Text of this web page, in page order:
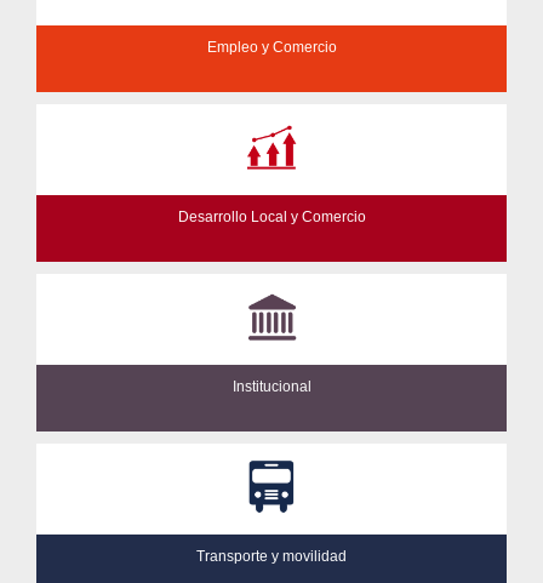
Empleo y Comercio
Desarrollo Local y Comercio
Institucional
Transporte y movilidad